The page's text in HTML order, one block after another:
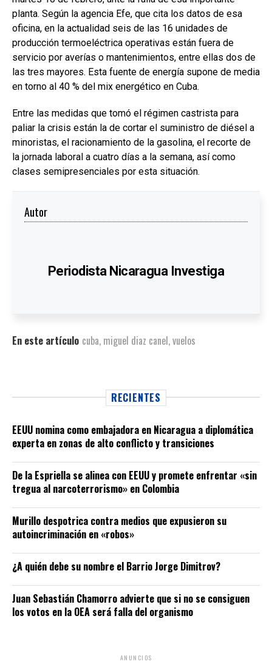
planta. Según la agencia Efe, que cita los datos de esa
oficina, en la actualidad seis de las 16 unidades de
producción termoeléctrica operativas están fuera de
servicio por averías o mantenimientos, entre ellas dos de
las tres mayores. Esta fuente de energía supone de media
en torno al 40 % del mix energético en Cuba.
Entre las medidas que tomó el régimen castrista para
paliar la crisis están la de cortar el suministro de diésel a
minoristas, el racionamiento de la gasolina, el recorte de
la jornada laboral a cuatro días a la semana, así como
clases semipresenciales por esta situación.
Autor
Periodista Nicaragua Investiga
En este artículo cuba, miguel diaz canel,vuelos
RECIENTES
EEUU nomina como embajadora en Nicaragua a diplomática
experta en zonas de alto conflicto y transiciones
De la Espriella se alinea con EEUU y promete enfrentar «sin
tregua al narcoterrorismo» en Colombia
Murillo despotrica contra medios que expusieron su
autoincriminación en «robos»
¿A quién debe su nombre el Barrio Jorge Dimitrov?
Juan Sebastián Chamorro advierte que si no se consiguen
los votos en la OEA será falla del organismo
ANUNCIOS